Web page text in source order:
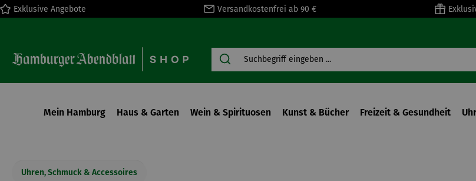
Zur Hauptnavigation springen
Exklusive Angebote Versandkostenfrei ab 90 €
Mein Hamburg Haus & Garten Wein & Spirituosen Kunst & Bücher Freizeit & Gesundheit
Uhren, Schmuck & Accessoires